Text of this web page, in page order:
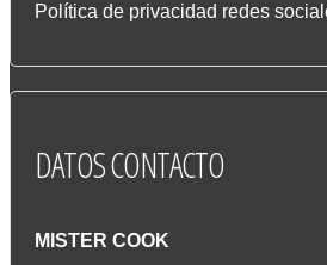
Política de privacidad redes
DATOSCONTACTO
MISTER COOK